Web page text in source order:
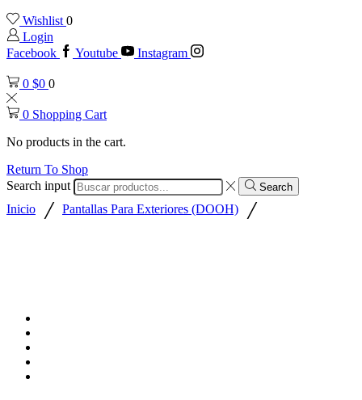
Wishlist 0
Login
Facebook
Youtube Instagram
0 $0 0
0 Shopping Cart
No products in the cart.
Return To Shop
Search input
Search
Inicio / Pantallas Para Exteriores (DOOH) /